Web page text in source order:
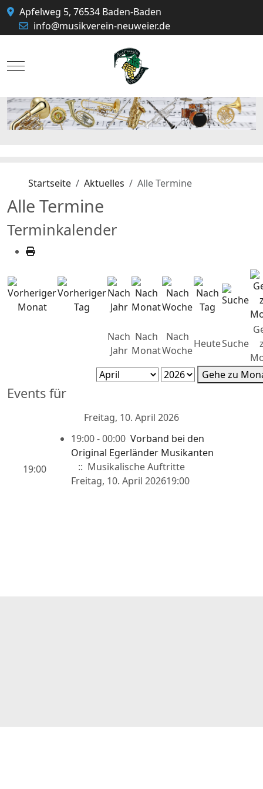
Apfelweg 5, 76534 Baden-Baden
info@musikverein-neuweier.de
Mobile Menu Toggle
Startseite Aktuelles Alle Termine
Alle Termine
Terminkalender
Nach
Jahr
Nach
Monat
Nach
Woche
HeuteSuche
Gehe zu
Events für
Freitag, 10. April 2026
19:00
19:00 - 00:00 Vorband bei den
Original Egerländer Musikanten
:: Musikalische Auftritte
Freitag, 10. April 202619:00